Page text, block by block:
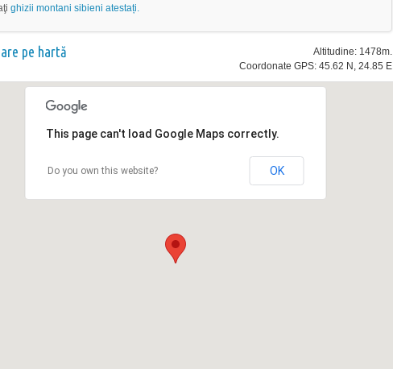
ghizii montani sibieni atestați.
Altitudine: 1478m.
Coordonate GPS: 45.62 N, 24.85 E
pe hartă
This page can't load Google Maps correctly.
Do you own this website? OK